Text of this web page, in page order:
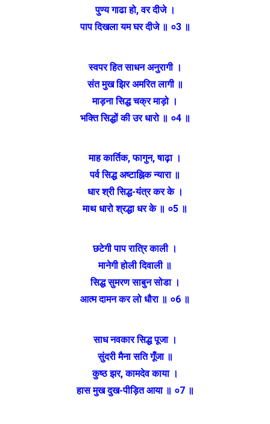
पुण्य गाढा हो, वर दीजे ।
पाप दिखला यम घर दीजे ॥ ०3 ॥
स्वपर हित साधन अनुरागी ।
संत मुख झिर अमरित लागी ॥
माड़ना सिद्ध चक्र माड़ो ।
भक्ति सिद्धों की उर धारो ॥ ०4 ॥
माह कार्तिक, फागुन, षाढ़ा ।
पर्व सिद्ध अष्टाह्निक न्यारा ॥
धार श्री सिद्ध-यंत्र कर के ।
माथ धारो श्रद्धा धर के ॥ ०5 ॥
छटेगी पाप रात्रि काली ।
मानेगी होली दिवाली ॥
सिद्ध सुमरण साबुन सोडा ।
आत्म दामन कर लो धौरा ॥ ०6 ॥
साध नवकार सिद्ध पूजा ।
सुंदरी मैना सति गूँजा ॥
कुष्ठ झर, कामदेव काया ।
हास मुख दुख-पीड़ित आया ॥ ०7 ॥